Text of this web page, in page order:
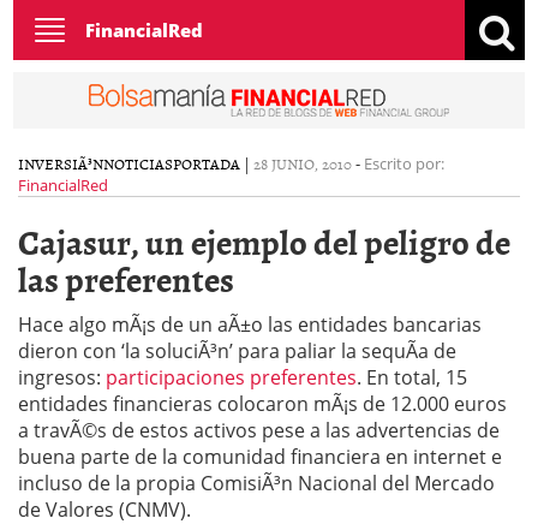
Toggle
navigation
FinancialRed
INVERSIÃ³NNOTICIASPORTADA | 28 JUNIO, 2010- Escrito por:
FinancialRed
Cajasur, un ejemplo del peligro de
las preferentes
Hace algo mÃ¡s de un aÃ±o las entidades bancarias
dieron con ‘la soluciÃ³n’ para paliar la sequÃ­a de
ingresos: participaciones preferentes. En total, 15
entidades financieras colocaron mÃ¡s de 12.000 euros
a travÃ©s de estos activos pese a las advertencias de
buena parte de la comunidad financiera en internet e
incluso de la propia ComisiÃ³n Nacional del Mercado
de Valores (CNMV).